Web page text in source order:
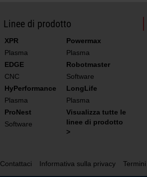
Linee di prodotto
XPR
Plasma
Powermax
Plasma
EDGE
CNC
Robotmaster
Software
HyPerformance
Plasma
LongLife
Plasma
ProNest
Software
Visualizza tutte le
linee di prodotto
>
Contattaci Informativa sulla privacy